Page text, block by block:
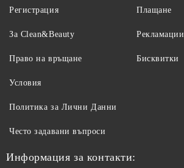
Регистрация
За Clean&Beauty
Плащане
Рекламации
Право на връщане
Условия
Политика за Лични Данни
Често задавани въпроси
Бисквитки
Информация за контакти: